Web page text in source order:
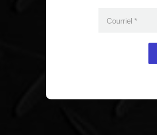
Courriel *